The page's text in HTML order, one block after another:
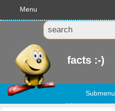
Menu
facts :-)
Submenu